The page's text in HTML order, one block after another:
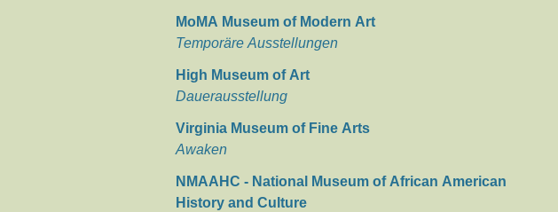
MoMA Museum of Modern Art
Temporäre Ausstellungen
High Museum of Art
Dauerausstellung
Virginia Museum of Fine Arts
Awaken
NMAAHC - National Museum of African American
History and Culture